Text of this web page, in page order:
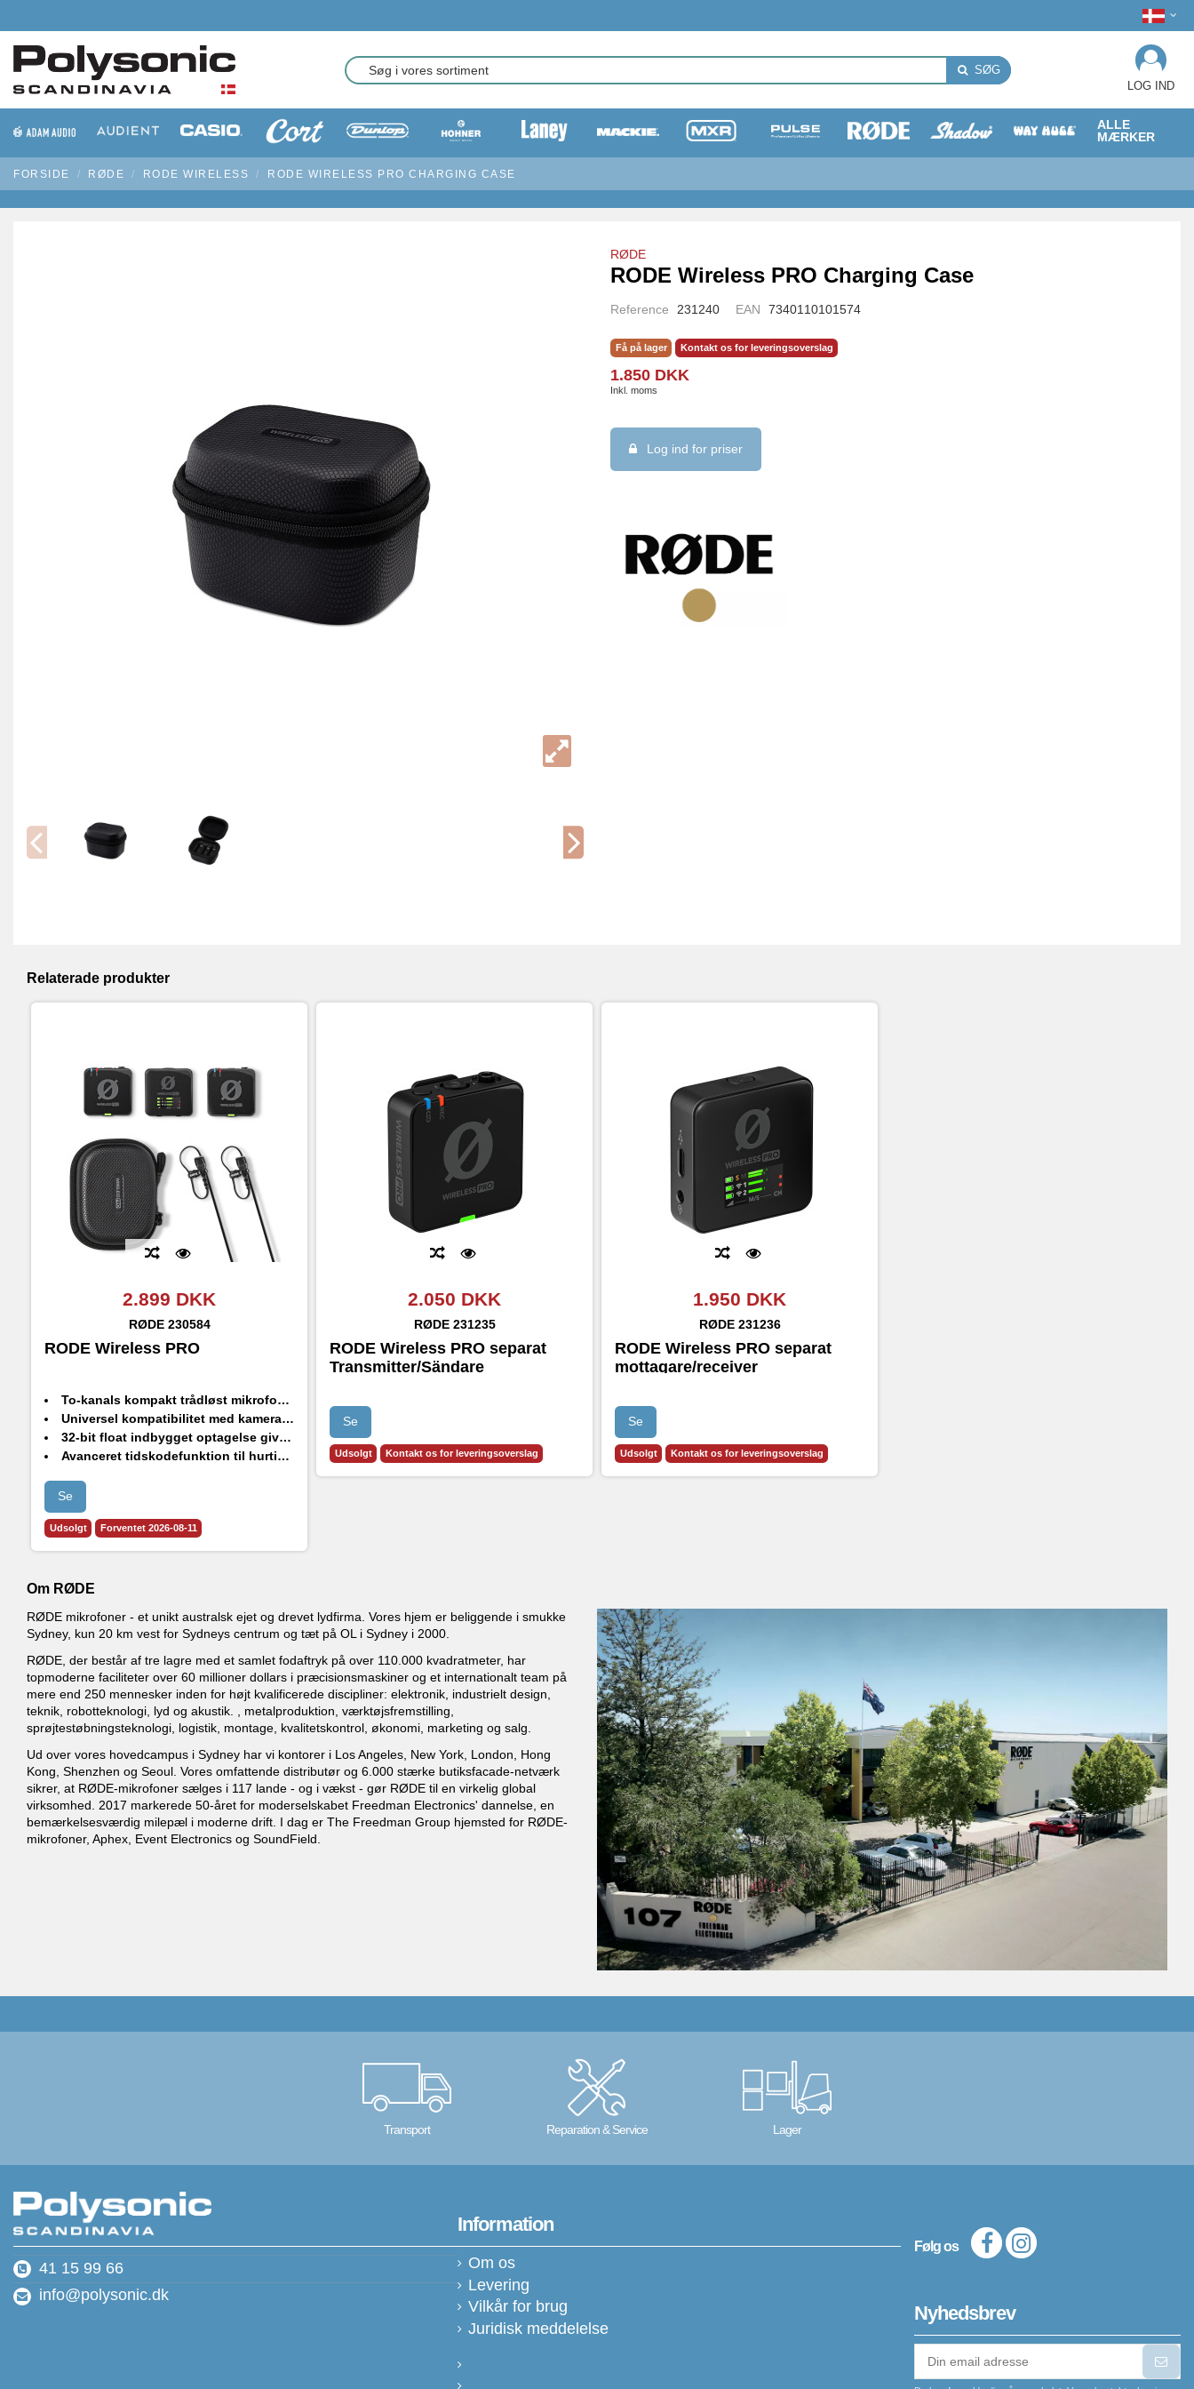
SØG
LOG IND
ALLE
MÆRKER
FORSIDE RØDE RODE WIRELESS RODE WIRELESS PRO CHARGING CASE
RØDE
RODE Wireless PRO Charging Case
Reference 231240 EAN 7340110101574
Få på lager Kontakt os for leveringsoverslag
1.850 DKK
Inkl. moms
Log ind for priser
Relaterade produkter
2.899 DKK
RØDE 230584
RODE Wireless PRO
To-kanals kompakt trådløst mikrofonsystem
Universel kompatibilitet med kameraer, smartphones og computere
32-bit float indbygget optagelse giver mulighed for gendannelse af klippede eller stille lydfiler
Avanceret tidskodefunktion til hurtig og nem lydsynkronisering i postproduktion
Med Direct Connect-funktionen kan sendere tilsluttes direkte til iOS-smartphones via RØDE Capture-appen – uden behov for en modtager.
Se
Udsolgt Forventet 2026-08-11
2.050 DKK
RØDE 231235
RODE Wireless PRO separat
Transmitter/Sändare
Se
Udsolgt Kontakt os for leveringsoverslag
1.950 DKK
RØDE 231236
RODE Wireless PRO separat
mottagare/receiver
Se
Udsolgt Kontakt os for leveringsoverslag
Om RØDE
RØDE mikrofoner - et unikt australsk ejet og drevet lydfirma. Vores hjem er beliggende i smukke
Sydney, kun 20 km vest for Sydneys centrum og tæt på OL i Sydney i 2000.
RØDE, der består af tre lagre med et samlet fodaftryk på over 110.000 kvadratmeter, har
topmoderne faciliteter over 60 millioner dollars i præcisionsmaskiner og et internationalt team på
mere end 250 mennesker inden for højt kvalificerede discipliner: elektronik, industrielt design,
teknik, robotteknologi, lyd og akustik. , metalproduktion, værktøjsfremstilling,
sprøjtestøbningsteknologi, logistik, montage, kvalitetskontrol, økonomi, marketing og salg.
Ud over vores hovedcampus i Sydney har vi kontorer i Los Angeles, New York, London, Hong
Kong, Shenzhen og Seoul. Vores omfattende distributør og 6.000 stærke butiksfacade-netværk
sikrer, at RØDE-mikrofoner sælges i 117 lande - og i vækst - gør RØDE til en virkelig global
virksomhed. 2017 markerede 50-året for moderselskabet Freedman Electronics' dannelse, en
bemærkelsesværdig milepæl i moderne drift. I dag er The Freedman Group hjemsted for RØDE-
mikrofoner, Aphex, Event Electronics og SoundField.
Transport Reparation & Service Lager
41 15 99 66
info@polysonic.dk
Information
Om os
Levering
Vilkår for brug
Juridisk meddelelse
Følg os
Nyhedsbrev